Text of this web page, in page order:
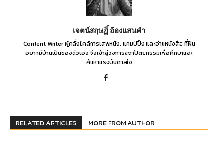
เจตน์สฤษฏิ์ อ้องแสนคำ
Content Writer ผู้คลั่งไคล้การเสพหนัง, แคมป์ปิ้ง และอ่านหนังสือ ที่ฝัน
อยากมีบ้านเป็นของตัวเอง จึงเข้าสู่วงการสถาปัตยกรรมเพื่อศึกษาและ
ค้นหาแรงบันดาลใจ
RELATED ARTICLES MORE FROM AUTHOR